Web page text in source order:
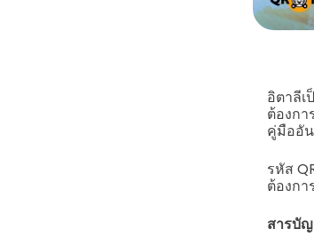
อิตาลีเ
ต้องก
คู่มืออั
รหัส
ต้องก
สารบัญ